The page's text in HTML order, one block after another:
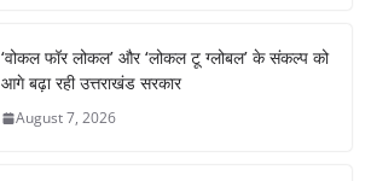
‘वोकल फॉर लोकल’ और ‘लोकल टू ग्लोबल’ के संकल्प को
आगे बढ़ा रही उत्तराखंड सरकार
August 7, 2026